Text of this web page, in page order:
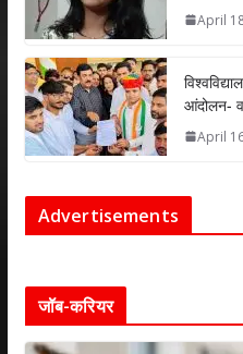
April
आंदोलन-
April
Advertisements
जॉब-करियर